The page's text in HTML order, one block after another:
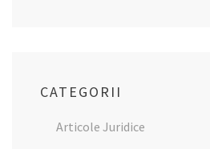
CATEGORII
Articole Juridice